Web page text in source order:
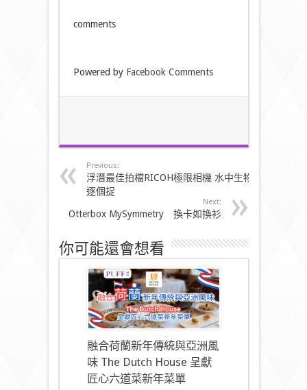
comments
Powered by Facebook Comments
Previous:
浮潛最佳拍檔RICOH極限相機 水中生物
逐個捉
Next:
Otterbox MySymmetry 換卡如換衫
你可能還會想看
融合荷蘭新年傳統與亞洲風
味 The Dutch House 呈獻
匠心六道菜新年菜單